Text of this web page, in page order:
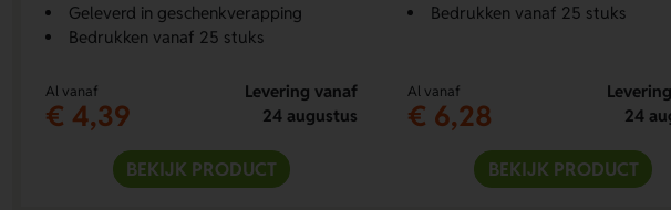
Geleverd in geschenkverapping
Bedrukken vanaf 25 stuks
Al vanaf
€ 4,39
Levering vanaf
24 augustus
BEKIJK PRODUCT
Bedrukken vanaf 25 stuks
Al vanaf
€ 6,28
24
BEKIJK PRODUCT